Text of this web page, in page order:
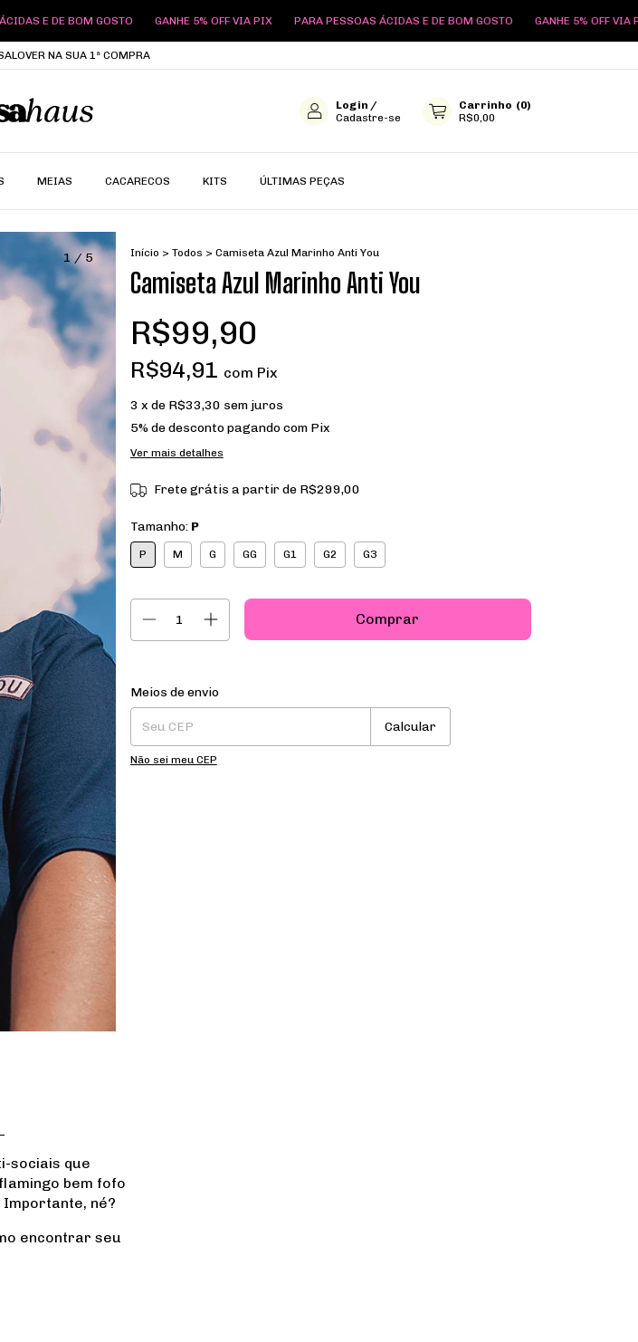
GANHE 5% OFF VIA PIX PARA PESSOAS ÁCIDAS E DE BOM GOSTO GANHE 5% OFF VIA PIX PARA
NA SUA 1ª COMPRA
Login /
Cadastre-se
Carrinho (0)
R$0,00
MEIAS CACARECOS KITS ÚLTIMAS PEÇAS
1/ 5 Início > Todos > Camiseta Azul Marinho Anti You
Camiseta Azul Marinho Anti You
R$99,90
R$94,91 com Pix
3 x de R$33,30 sem juros
5% de descontopagando com Pix
Ver mais detalhes
Frete grátis a partir de R$299,00
Tamanho: P
P M G GG G1 G2 G3
Entregas para o CEP:
Meios de envio
Calcular
Não sei meu CEP
sociais que
bem fofo
né?
encontrar seu